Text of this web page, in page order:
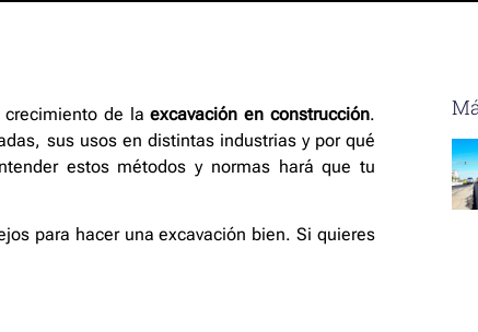
crecimiento de laexcavación en construcción.
sus usos en distintas industrias y por qué
estos métodos y normas hará que tu
para hacer una excavación bien. Si quieres